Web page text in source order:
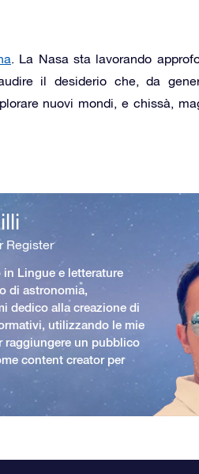
. La Nasa sta lavorando
il desiderio che, da
nuovi mondi, e chissà,
Register
Lingue e letterature
di astronomia,
dedico alla creazione di
utilizzando le mie
raggiungere un pubblico
content creator per